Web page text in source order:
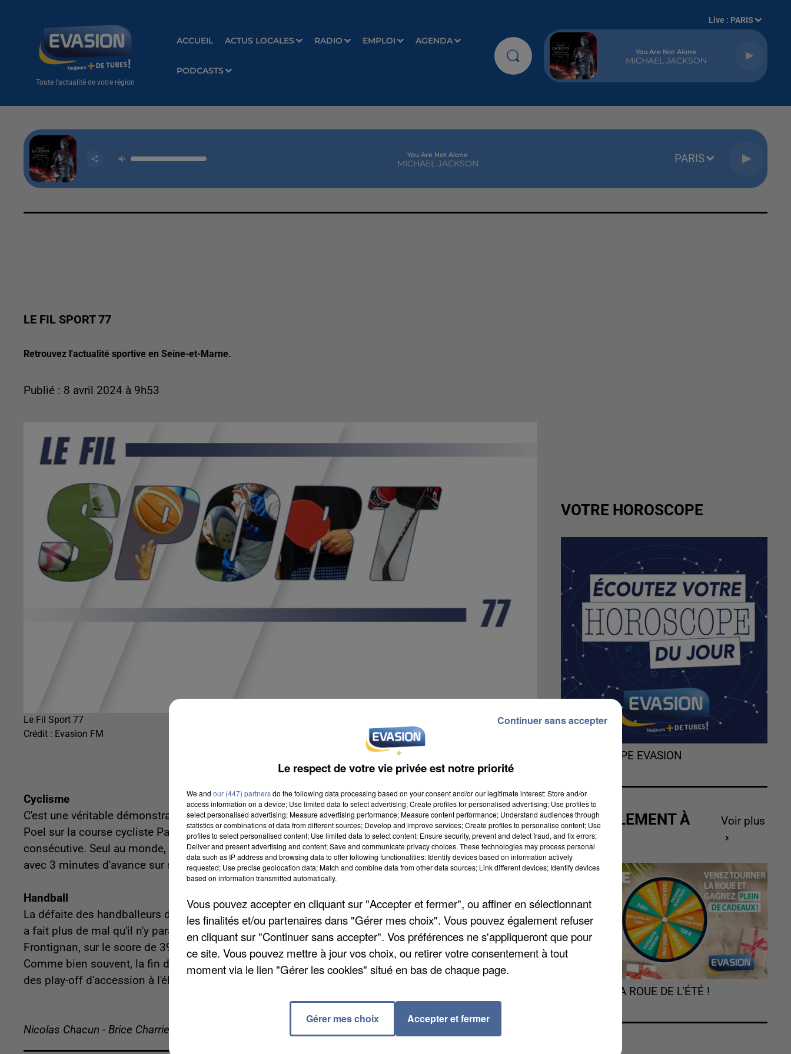
Toute l'actualité de votre région
ACCUEIL ACTUS LOCALES RADIO EMPLOI AGENDA
PODCASTS
Live : PARIS
You Are Not Alone
MICHAEL JACKSON
You Are Not Alone
MICHAEL JACKSON PARIS
LE FIL SPORT 77
Retrouvez l'actualité sportive en Seine-et-Marne.
Publié : 8 avril 2024 à 9h53
Le Fil Sport 77
Crédit : Evasion FM
Cyclisme
C'est une véritable démonstration de puissance qu'a faite dimanche le Néerlandais Mathieu Van der
Poel sur la course cycliste Paris-Roubaix. Il a remporté l'épreuve aux pavés pour la 2ème année
consécutive. Seul au monde, le petit-fils de Raymond Poulidor s'impose sur le vélodrome de Roubaix
avec 3 minutes d'avance sur ses premiers poursuivants.
Handball
La défaite des handballeurs de Pontault-Combault, il y a 10 jours face au leader de Proligue, Tremblay,
a fait plus de mal qu'il n'y paraît. Le PCHB a enchaîné un deuxième revers de suite, ce week-end, à
Frontignan, sur le score de 39-37. Les Pontellois reculent, du coup, à la 3ème place du classement.
Comme bien souvent, la fin de saison est compliquée. Attention à ne pas dévisser davantage en vue
des play-off d'accession à l'élite !
Nicolas Chacun - Brice Charrier
VOTRE HOROSCOPE
L'HOROSCOPE EVASION
ACTUELLEMENT À
GAGNER
Voir plus
TOURNEZ LA ROUE DE L'ÉTÉ !
Le respect de votre vie privée est notre priorité
We and our (447) partnersdo the following data processing based on your consent and/or our legitimate interest: Store and/or
access information on a device; Use limited data to select advertising; Create profiles for personalised advertising; Use profiles to
select personalised advertising; Measure advertising performance; Measure content performance; Understand audiences through
statistics or combinations of data from different sources; Develop and improve services; Create profiles to personalise content; Use
profiles to select personalised content; Use limited data to select content; Ensure security, prevent and detect fraud, and fix errors;
Deliver and present advertising and content; Save and communicate privacy choices. These technologies may process personal
data such as IP address and browsing data to offer following functionalities: Identify devices based on information actively
requested; Use precise geolocation data; Match and combine data from other data sources; Link different devices; Identify devices
based on information transmitted automatically.
Vous pouvez accepter en cliquant sur "Accepter et fermer", ou affiner en sélectionnant
les finalités et/ou partenaires dans "Gérer mes choix". Vous pouvez également refuser
en cliquant sur "Continuer sans accepter". Vos préférences ne s'appliqueront que pour
ce site. Vous pouvez mettre à jour vos choix, ou retirer votre consentement à tout
moment via le lien "Gérer les cookies" situé en bas de chaque page.
Gérer mes choix Accepter et fermer
Continuer sans accepter